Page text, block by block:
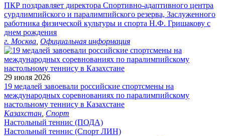
ПКР поздравляет директора Спортивно-адаптивного центра
сурдлимпийского и паралимпийского резерва, Заслуженного
работника физической культуры и спорта Н.Ф. Гришакову с
днем рождения
г. Москва Официальная информация
29 июля 2026
19 медалей завоевали российские спортсмены на
международных соревнованиях по паралимпийскому
настольному теннису в Казахстане
Казахстан Спорт
Настольный теннис (ПОДА)
Настольный теннис (Спорт ЛИН)